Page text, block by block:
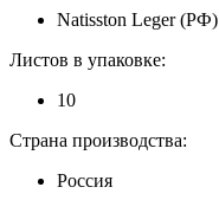
Natisston Leger (РФ)
Листов в упаковке:
10
Страна производства:
Россия